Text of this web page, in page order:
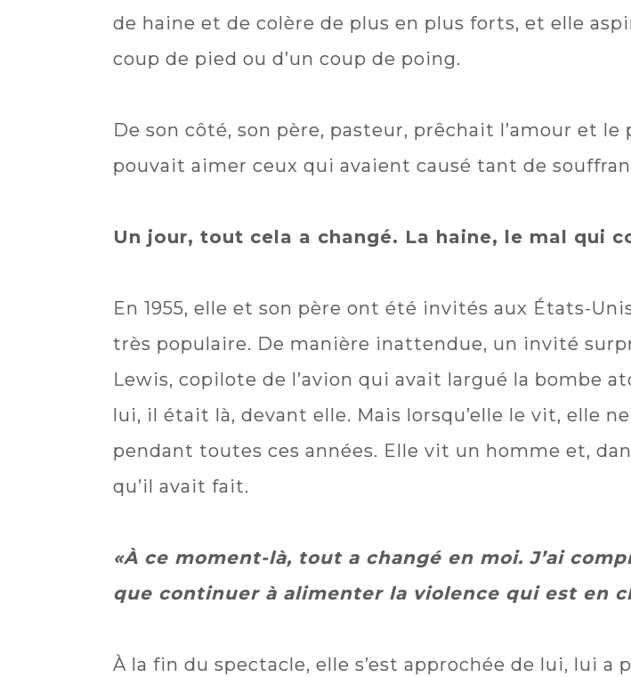
de haine et de colère de plus en plus forts, et elle
coup de pied ou d’un coup de poing.
De son côté, son père, pasteur, prêchait l’amour et
pouvait aimer ceux qui avaient causé tant de
Un jour, tout cela a changé. La haine, le mal qui
En 1955, elle et son père ont été invités aux États-
très populaire. De manière inattendue, un invité
Lewis, copilote de l’avion qui avait largué la bombe
lui, il était là, devant elle. Mais lorsqu’elle le vit, elle
pendant toutes ces années. Elle vit un homme et,
qu’il avait fait.
«À ce moment-là, tout a changé en moi. J’ai
que continuer à alimenter la violence qui est en
À la fin du spectacle, elle s’est approchée de lui, lui